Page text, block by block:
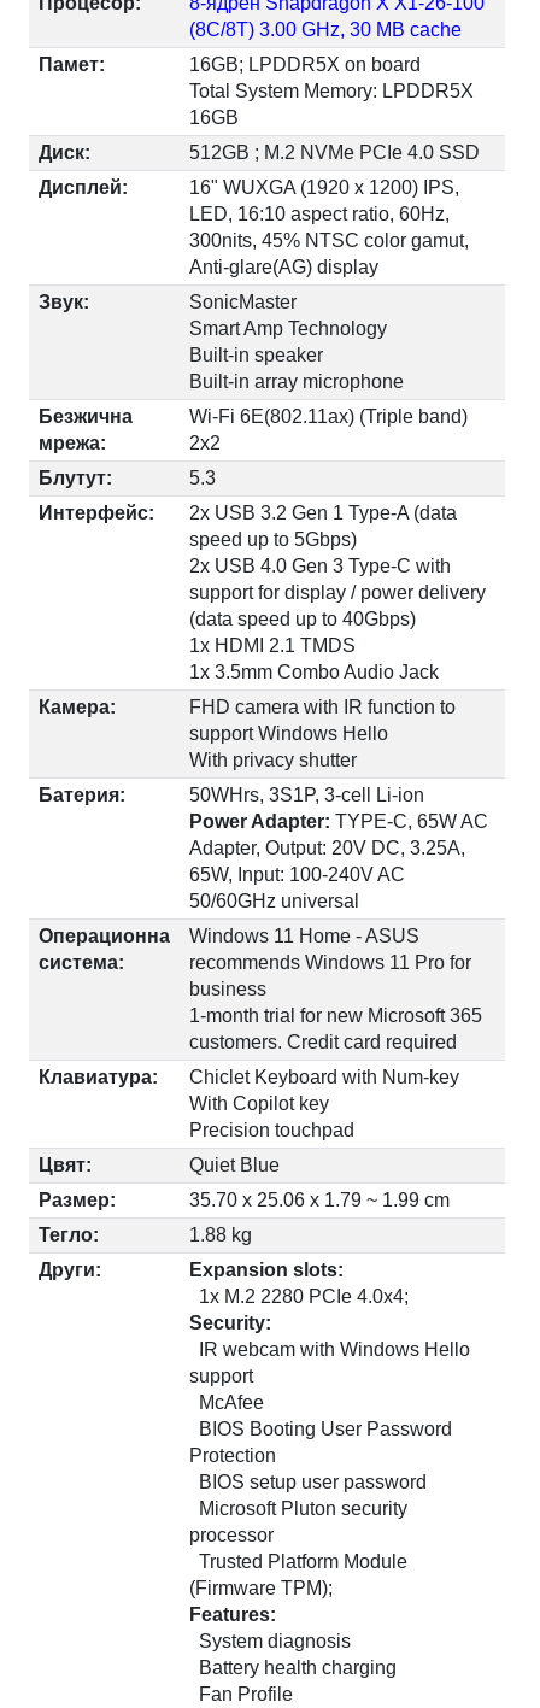
(8C/8T) 3.00 GHz, 30 MB cache
Памет:
16GB; LPDDR5X on board
Total System Memory: LPDDR5X
16GB
Диск:
512GB ; M.2 NVMe PCIe 4.0 SSD
Дисплей:
16" WUXGA (1920 x 1200) IPS,
LED, 16:10 aspect ratio, 60Hz,
300nits, 45% NTSC color gamut,
Anti-glare(AG) display
Звук:
SonicMaster
Smart Amp Technology
Built-in speaker
Built-in array microphone
Безжична
мрежа:
Wi-Fi 6E(802.11ax) (Triple band)
2x2
Блутут:
5.3
Интерфейс:
2x USB 3.2 Gen 1 Type-A (data
speed up to 5Gbps)
2x USB 4.0 Gen 3 Type-C with
support for display / power delivery
(data speed up to 40Gbps)
1x HDMI 2.1 TMDS
1x 3.5mm Combo Audio Jack
Камера:
FHD camera with IR function to
support Windows Hello
With privacy shutter
Батерия:
50WHrs, 3S1P, 3-cell Li-ion
Power Adapter:TYPE-C, 65W AC
Adapter, Output: 20V DC, 3.25A,
65W, Input: 100-240V AC
50/60GHz universal
Операционна
система:
Windows 11 Home - ASUS
recommends Windows 11 Pro for
business
1-month trial for new Microsoft 365
customers. Credit card required
Клавиатура:
Chiclet Keyboard with Num-key
With Copilot key
Precision touchpad
Цвят:
Quiet Blue
Размер:
35.70 x 25.06 x 1.79 ~ 1.99 cm
Тегло:
1.88 kg
Други:
Expansion slots:
1x M.2 2280 PCIe 4.0x4;
Security:
IR webcam with Windows Hello
support
McAfee
BIOS Booting User Password
Protection
BIOS setup user password
Microsoft Pluton security
processor
Trusted Platform Module
(Firmware TPM);
Features:
System diagnosis
Battery health charging
Fan Profile